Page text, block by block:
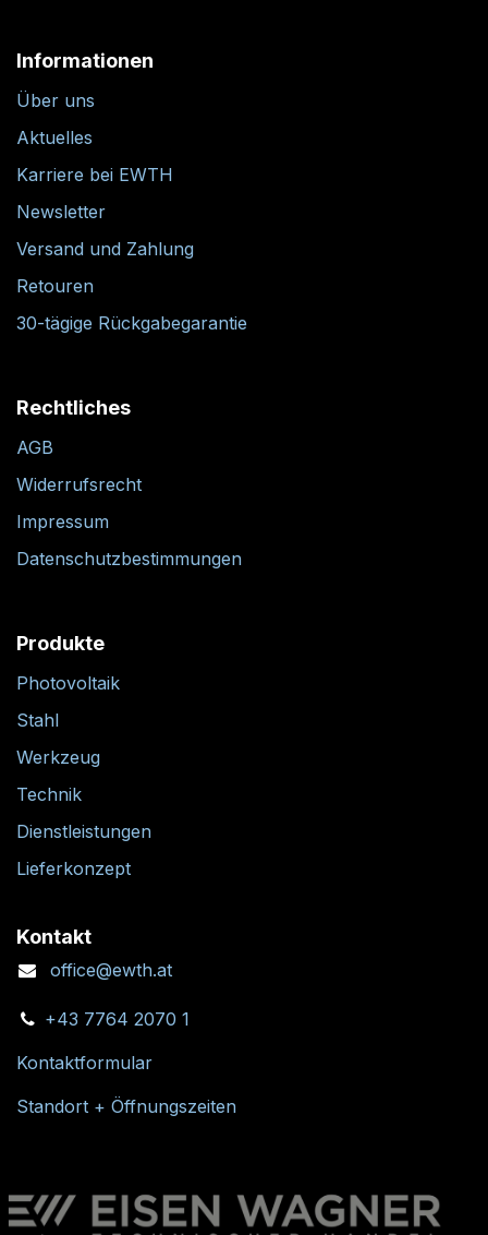
Informationen
Über uns
Aktuelles
Karriere bei EWTH
Newsletter
Versand und Zahlung
Retouren
30-tägige Rückgabegarantie
Rechtliches
AGB
Widerrufsrecht
Impressum
Datenschutzbestimmungen
Produkte
Photovoltaik
Stahl
Werkzeug
Technik
Dienstleistungen
Lieferkonzept
Kontakt
office@ewth.at
+43 7764 2070 1
Kontaktformular
Standort + Öffnungszeiten